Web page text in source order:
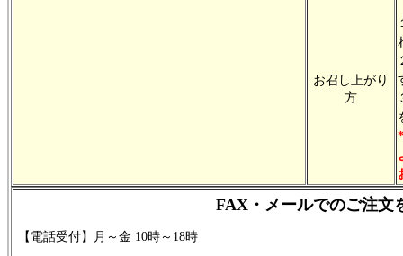
お召し上がり
方
FAX・メールでのご注文
【電話受付】月～金 10時～18時